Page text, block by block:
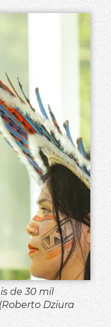
de 30 mil
Dziura